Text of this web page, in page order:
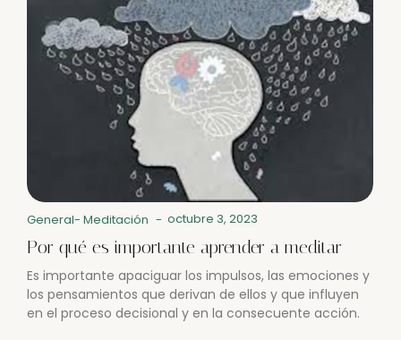
General- Meditación - octubre 3, 2023
Por qué es importante aprender a meditar
Es importante apaciguar los impulsos, las emociones y
los pensamientos que derivan de ellos y que influyen
en el proceso decisional y en la consecuente acción.